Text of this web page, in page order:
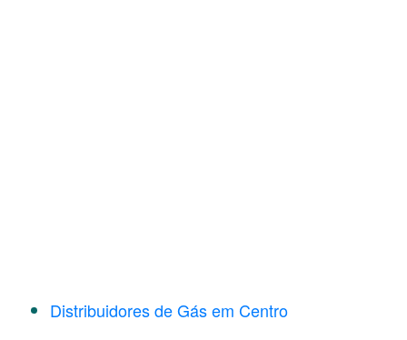
Distribuidores de Gás em Centro